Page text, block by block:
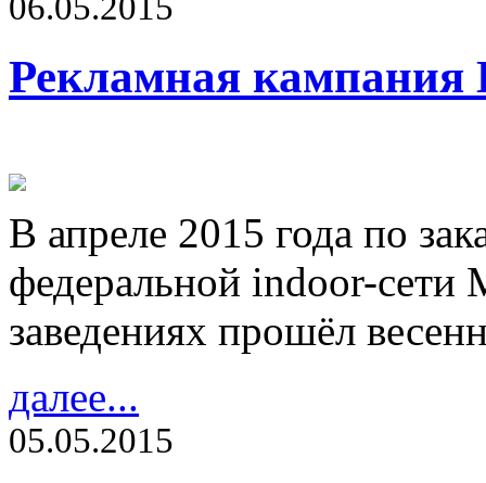
06.05.2015
Рекламная кампания
В апреле 2015 года по
федеральной indoor-
заведениях прошёл
далее...
05.05.2015